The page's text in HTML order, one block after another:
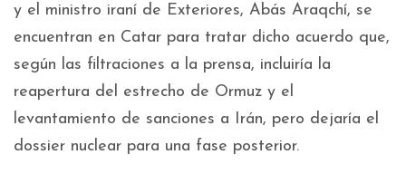
y el ministro iraní de Exteriores, Abás Araqchí, se
encuentran en Catar para tratar dicho acuerdo que,
según las filtraciones a la prensa, incluiría la
reapertura del estrecho de Ormuz y el
levantamiento de sanciones a Irán, pero dejaría el
dossier nuclear para una fase posterior.